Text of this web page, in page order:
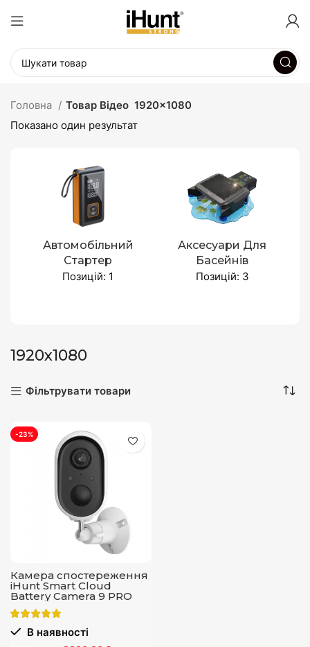
Головна Товар Відео 1920x1080
Показано один результат
Автомобільний
Стартер
Позицій: 1
Аксесуари Для
Басейнів
Позицій: 3
1920x1080
Фільтрувати товари
-23%
Камера спостереження
iHunt Smart Cloud
Battery Camera 9 PRO
В наявності